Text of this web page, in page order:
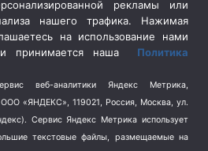
(404)
рекламы или
нашего трафика. Нажимая
на использование нами
принимается наша Политика
веб-аналитики Яндекс Метрика,
«ЯНДЕКС», 119021, Россия, Москва, ул.
Сервис Яндекс Метрика использует
текстовые файлы, размещаемые на